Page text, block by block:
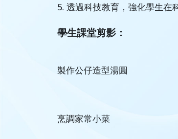
5. 透過科技教育，強化學生在
學生課堂剪影：
製作公仔造型湯圓
烹調家常小菜